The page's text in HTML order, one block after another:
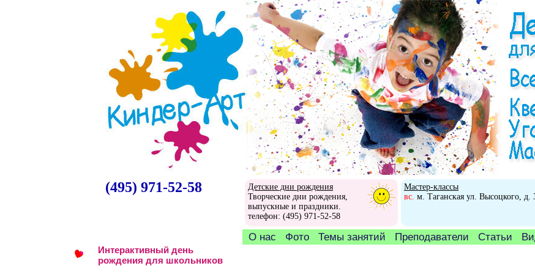
(495) 971-52-58
Детские дни рождения
Творческие дни рождения,
выпускные и праздники.
телефон: (495) 971-52-58
Мастер-классы
вс. м. Таганская ул. Высоцкого, д.
О нас Фото Темы занятий Преподаватели Статьи
Интерактивный день
рождения для школьников